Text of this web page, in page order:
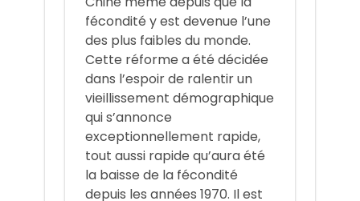
fécondité y est devenue l’une
des plus faibles du monde.
Cette réforme a été décidée
dans l’espoir de ralentir un
vieillissement démographique
qui s’annonce
exceptionnellement rapide,
tout aussi rapide qu’aura été
la baisse de la fécondité
depuis les années 1970. Il est